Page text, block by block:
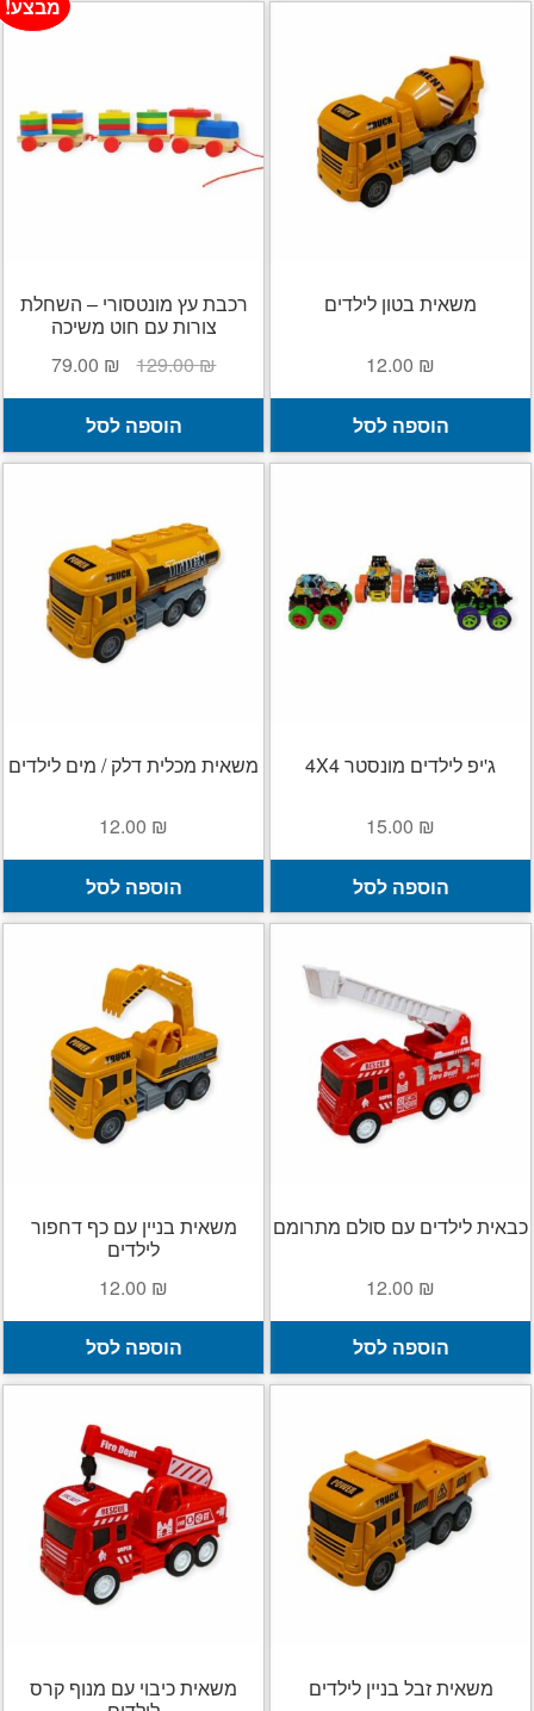
משאית בטון לילדים
12.00 ₪
הוספה לסל
רכבת עץ מונטסורי – השחלת
צורות עם חוט משיכה
מבצע!
129.00₪
המחיר
המקורי
היה:
129.00 ₪.
79.00 ₪
הנוכחי
79.00 ₪.
הוספה לסל
ג'יפ לילדים מונסטר 4X4
15.00 ₪
הוספה לסל
משאית מכלית דלק / מים לילדים
12.00 ₪
הוספה לסל
כבאית לילדים עם סולם מתרומם
12.00 ₪
הוספה לסל
משאית בניין עם כף דחפור
לילדים
12.00 ₪
הוספה לסל
משאית זבל בניין לילדים
משאית כיבוי עם מנוף קרס